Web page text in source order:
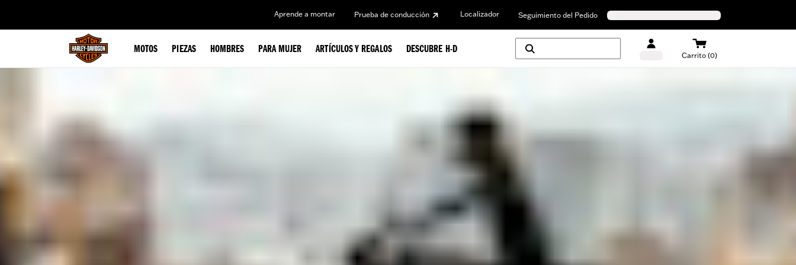
Aprende a montar Prueba de conducción Localizador Seguimiento del Pedido
MOTOS PIEZAS HOMBRES PARA MUJER ARTÍCULOS Y REGALOS DESCUBRE H-D
Carrito (0)